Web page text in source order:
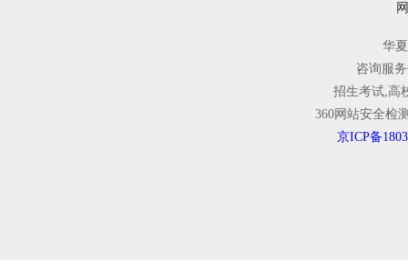
华
咨询服
招生考试,高
360网站安全
京ICP备